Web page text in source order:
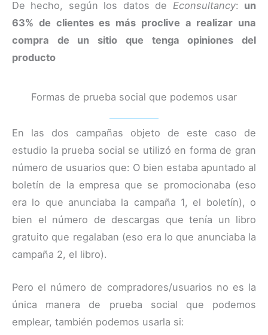
De hecho, según los datos de Econsultancy: un
63% de clientes es más proclive a realizar una
compra de un sitio que tenga opiniones del
producto
Formas de prueba social que podemos usar
En las dos campañas objeto de este caso de
estudio la prueba social se utilizó en forma de gran
número de usuarios que: O bien estaba apuntado al
boletín de la empresa que se promocionaba (eso
era lo que anunciaba la campaña 1, el boletín), o
bien el número de descargas que tenía un libro
gratuito que regalaban (eso era lo que anunciaba la
campaña 2, el libro).
Pero el número de compradores/usuarios no es la
única manera de prueba social que podemos
emplear, también podemos usarla si: